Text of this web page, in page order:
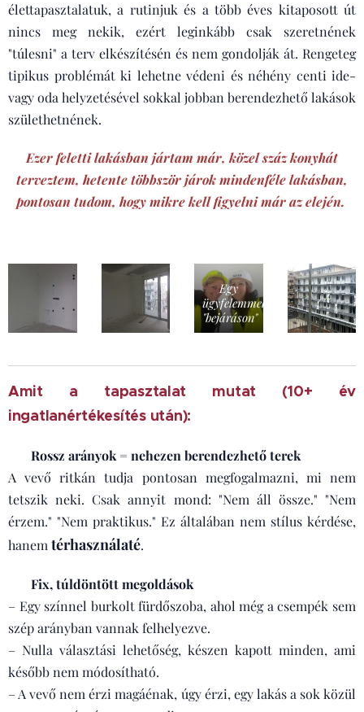
élettapasztalatuk, a rutinjuk és a több éves kitaposott út
nincs meg nekik, ezért leginkább csak szeretnének
"túlesni" a terv elkészítésén és nem gondolják át. Rengeteg
tipikus problémát ki lehetne védeni és néhény centi ide-
vagy oda helyzetésével sokkal jobban berendezhető lakások
születhetnének.
Ezer feletti lakásban jártam már, közel száz konyhát
terveztem, hetente többször járok mindenféle lakásban,
pontosan tudom, hogy mikre kell figyelni már az elején.
Egy
ügyfelemmel
"bejáráson"
Amit a tapasztalat mutat (10+ év
ingatlanértékesítés után):
❌ Rossz arányok = nehezen berendezhető terek
A vevő ritkán tudja pontosan megfogalmazni, mi nem
tetszik neki. Csak annyit mond: "Nem áll össze." "Nem
érzem." "Nem praktikus." Ez általában nem stílus kérdése,
hanem térhasználaté.
❌ Fix, túldöntött megoldások
– Egy színnel burkolt fürdőszoba, ahol még a csempék sem
szép arányban vannak felhelyezve.
– Nulla választási lehetőség, készen kapott minden, ami
később nem módosítható.
– A vevő nem érzi magáénak, úgy érzi, egy lakás a sok közül